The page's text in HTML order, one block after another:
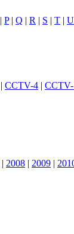
| P| Q | R | S | T | U
| CCTV-4 |
| 2008 | 2009 |